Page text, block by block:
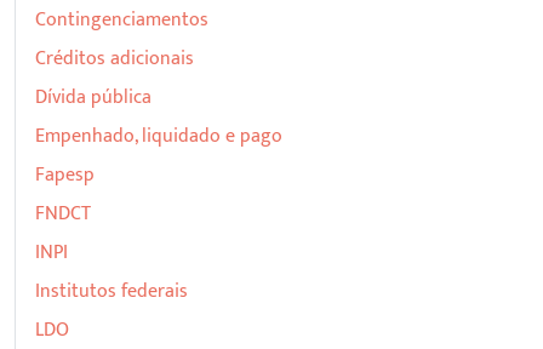
Contingenciamentos
Créditos adicionais
Dívida pública
Empenhado, liquidado e pago
Fapesp
FNDCT
INPI
Institutos federais
LDO